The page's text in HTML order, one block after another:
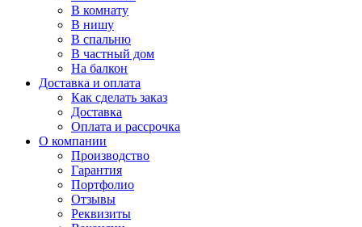
В комнату
В нишу
В спальню
В частный дом
На балкон
Доставка и оплата
Как сделать заказ
Доставка
Оплата и рассрочка
О компании
Производство
Гарантия
Портфолио
Отзывы
Реквизиты